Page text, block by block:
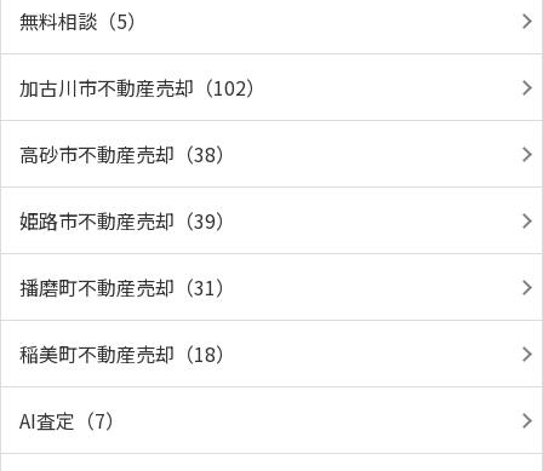
無料相談（5）
加古川市不動産売却（102）
高砂市不動産売却（38）
姫路市不動産売却（39）
播磨町不動産売却（31）
稲美町不動産売却（18）
AI査定（7）